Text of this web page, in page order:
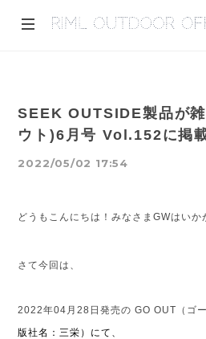
SEEK OUTSIDE製品が
ウト)6月号 Vol.152に掲
2022/05/02 17:54
どうもこんにちは！みなさま GWはいか
さて今回は、
2022年04 月28 日発売の GO OUT （ゴ
版社名：三栄）にて、